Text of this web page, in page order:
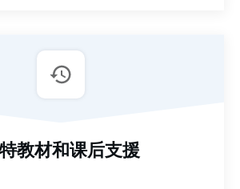
教材和课后支援